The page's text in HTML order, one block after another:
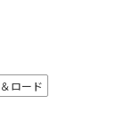
ロード